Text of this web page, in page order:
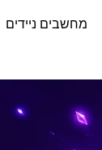
מחשבים ניידים